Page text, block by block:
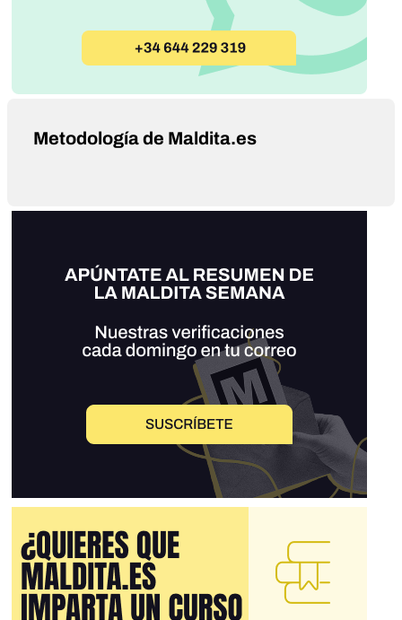
Metodología de Maldita.es